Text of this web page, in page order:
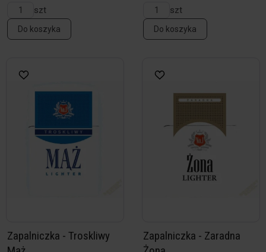
szt
Do koszyka
szt
Do koszyka
Zapalniczka - Troskliwy
Zapalniczka - Zaradna